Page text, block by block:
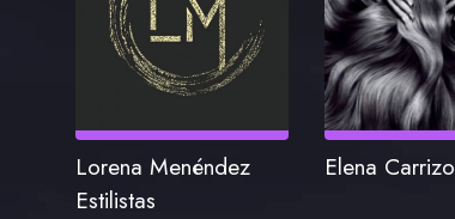
Lorena Menéndez
Estilistas
Elena Carrizo